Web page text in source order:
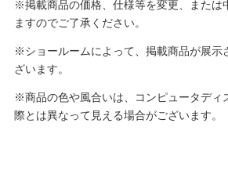
※掲載商品の価格、仕様等を変更、または
ますのでご了承ください。
※ショールームによって、掲載商品が展示
ざいます。
※商品の色や風合いは、コンピュータディ
際とは異なって見える場合がございます。